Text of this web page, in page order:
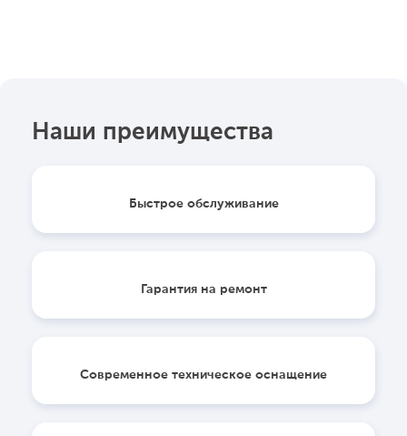
Наши преимущества
Быстрое обслуживание
Гарантия на ремонт
Современное техническое оснащение